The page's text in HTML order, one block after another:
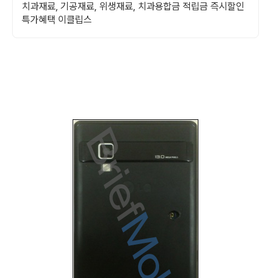
치과재료, 기공재료, 위생재료, 치과용합금 적립금 즉시할인
특가혜택 이클립스